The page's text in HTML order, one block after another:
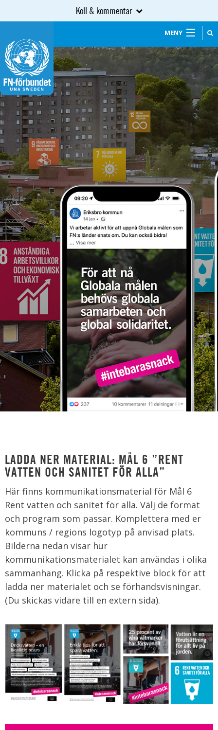
Koll & kommentar
MENY
LADDA NER MATERIAL: MÅL 6 ”RENT
VATTEN OCH SANITET FÖR ALLA”
Här finns kommunikationsmaterial för Mål 6
Rent vatten och sanitet för alla. Välj de format
och program som passar. Komplettera med er
kommuns / regions logotyp på anvisad plats.
Bilderna nedan visar hur
kommunikationsmaterialet kan användas i olika
sammanhang. Klicka på respektive block för att
ladda ner materialet och se förhandsvisningar.
(Du skickas vidare till en extern sida).